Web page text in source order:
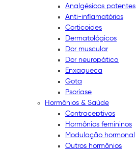
Analgésicos potentes
Anti-inflamatórios
Corticoides
Dermatológicos
Dor muscular
Dor neuropática
Enxaqueca
Gota
Psoríase
Hormônios & Saúde
Contraceptivos
Hormônios femininos
Modulação hormonal
Outros hormônios